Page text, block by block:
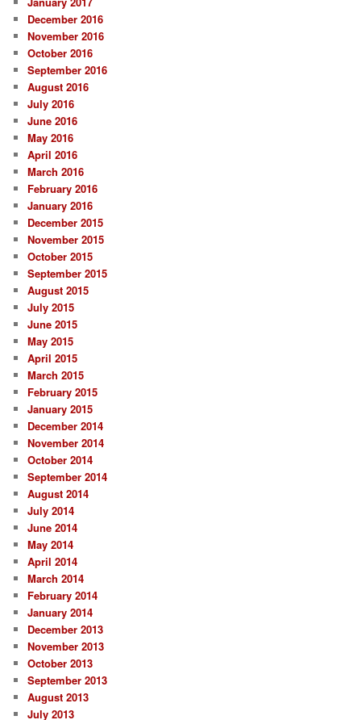
December 2016
November 2016
October 2016
September 2016
August 2016
July 2016
June 2016
May 2016
April 2016
March 2016
February 2016
January 2016
December 2015
November 2015
October 2015
September 2015
August 2015
July 2015
June 2015
May 2015
April 2015
March 2015
February 2015
January 2015
December 2014
November 2014
October 2014
September 2014
August 2014
July 2014
June 2014
May 2014
April 2014
March 2014
February 2014
January 2014
December 2013
November 2013
October 2013
September 2013
August 2013
July 2013